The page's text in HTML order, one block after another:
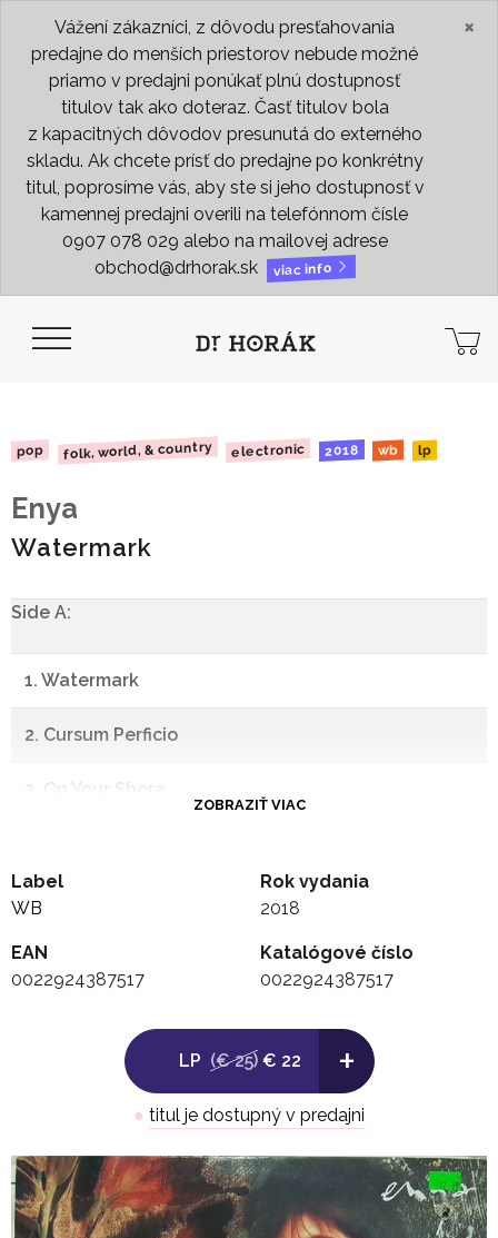
Vážení zákazníci, z dôvodu presťahovania
predajne do menších priestorov nebude možné
priamo v predajni ponúkať plnú dostupnosť
titulov tak ako doteraz. Časť titulov bola
z kapacitných dôvodov presunutá do externého
skladu. Ak chcete prísť do predajne po konkrétny
titul, poprosíme vás, aby ste si jeho dostupnosť v
kamennej predajni overili na telefónnom čísle
0907 078 029 alebo na mailovej adrese
obchod@drhorak.sk
viac info
×
pop folk, world, & country electronic 2018 wb lp
Enya
Watermark
Side A:
1. Watermark
2. Cursum Perficio
3. On Your Shore
5. Exile
6. Miss Clare Remembers
1. Orinoco Flow
2. Evening Falls..
3. River
ZOBRAZIŤ VIAC
Label
WB
Rok vydania
2018
EAN
0022924387517
Katalógové číslo
0022924387517
LP (€ 25) € 22 +
● titul je dostupný v predajni